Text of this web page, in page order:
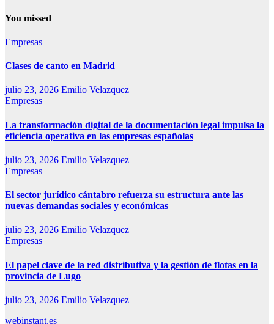
You missed
Empresas
Clases de canto en Madrid
julio 23, 2026 Emilio Velazquez
Empresas
La transformación digital de la documentación legal impulsa la
eficiencia operativa en las empresas españolas
julio 23, 2026 Emilio Velazquez
Empresas
El sector jurídico cántabro refuerza su estructura ante las
nuevas demandas sociales y económicas
julio 23, 2026 Emilio Velazquez
Empresas
El papel clave de la red distributiva y la gestión de flotas en la
provincia de Lugo
julio 23, 2026 Emilio Velazquez
webinstant.es